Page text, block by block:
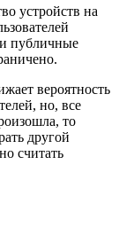
устройств на
публичные
вероятность
но, все
то
другой
считать